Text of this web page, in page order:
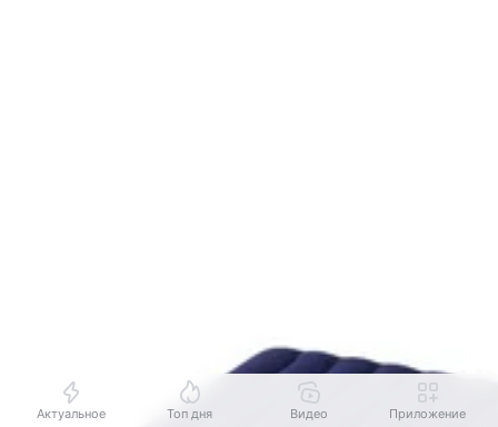
Актуальное Топ дня Видео Приложение